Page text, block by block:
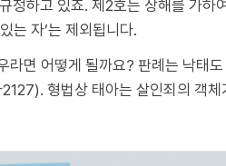
정하고 있죠. 제2호는 상해를 가하
는 자’는 제외됩니다.
면 어떻게 될까요? 판례는 낙태도
형법상 태아는 살인죄의 객체